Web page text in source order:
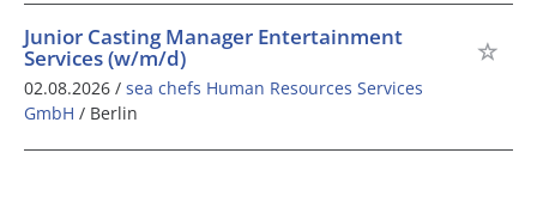
Junior Casting Manager Entertainment
Services (w/m/d)
02.08.2026 / sea chefs Human Resources Services
GmbH / Berlin